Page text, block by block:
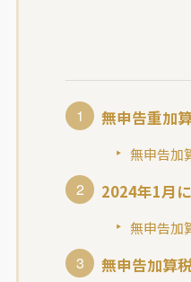
無申告重加
無申告加
2024年1月
無申告加
無申告加算